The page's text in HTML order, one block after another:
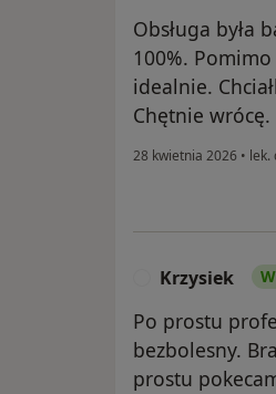
Obsługa była
100%.
idealnie.
Chętnie wrócę.
28 kwietnia 2026 • lek.
Krzysiek
Po prostu
bezbolesny.
prostu